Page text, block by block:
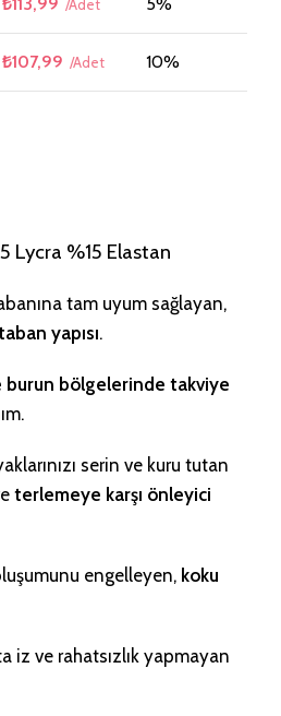
₺107,99 10%
Lycra %15 Elastan
tam uyum sağlayan,
yapısı.
burun bölgelerinde takviye
serin ve kuru tutan
terlemeye karşı önleyici
engelleyen, koku
iz ve rahatsızlık yapmayan